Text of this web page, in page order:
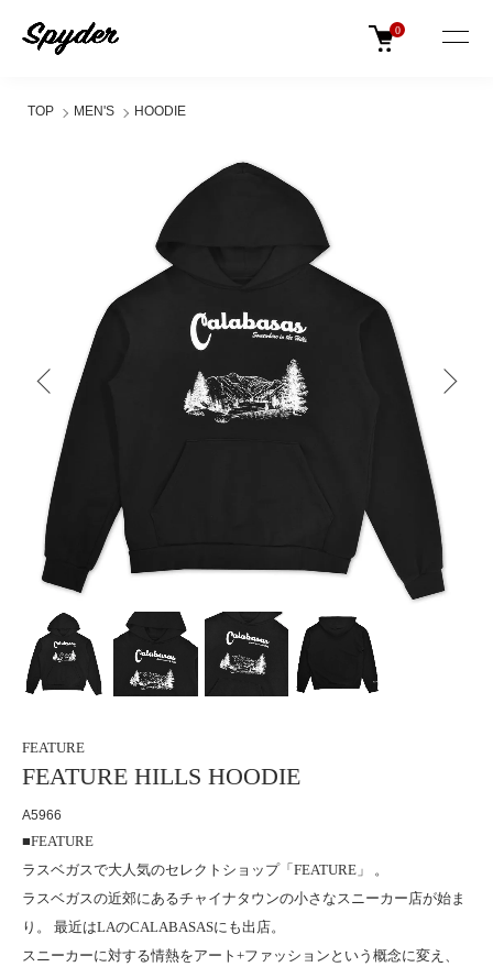
0
TOP MEN'S HOODIE
FEATURE
FEATURE HILLS HOODIE
A5966
■FEATURE
ラスベガスで大人気のセレクトショップ「FEATURE」 。
ラスベガスの近郊にあるチャイナタウンの小さなスニーカー店が始ま
り。 最近はLAのCALABASASにも出店。
スニーカーに対する情熱をアート+ファッションという概念に変え、